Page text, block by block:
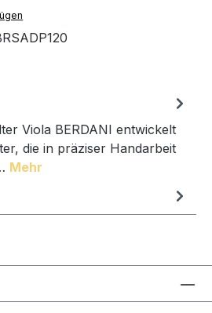
Viola BERDANI entwickelt
die in präziser Handarbeit
Mehr